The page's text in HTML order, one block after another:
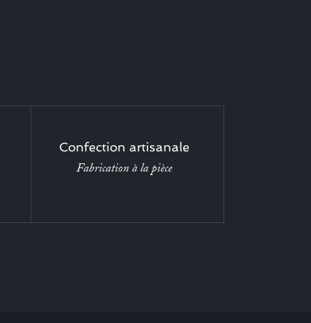
Confection artisanale
Fabrication à la pièce